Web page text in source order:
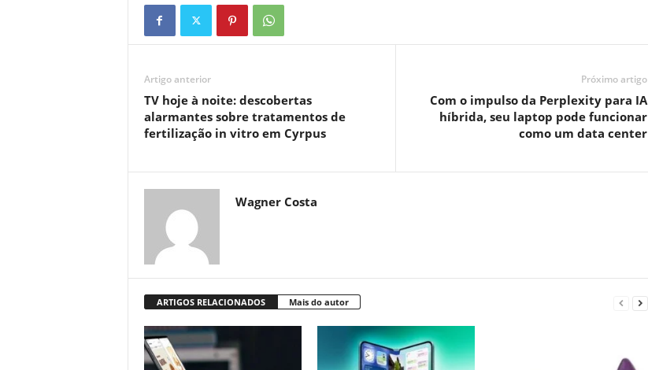
Artigo anterior
TV hoje à noite: descobertas
alarmantes sobre tratamentos de
fertilização in vitro em Cyrpus
Próximo artigo
Com o impulso da Perplexity para IA
híbrida, seu laptop pode funcionar
como um data center
Wagner Costa
ARTIGOS RELACIONADOS Mais do autor